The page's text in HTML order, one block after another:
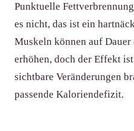
Punktuelle
es nicht, das ist ein
Muskeln können auf
erhöhen, doch der Effekt
sichtbare Veränderungen
passende Kaloriendefizit.